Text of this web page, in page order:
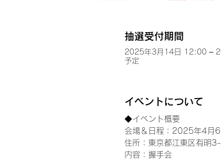
抽選受付期間
2025年3月14日 12:00 –
予定
イベントについて
◆イベント概要
会場＆日程：2025年4月
住所：東京都江東区有明
内容：握手会